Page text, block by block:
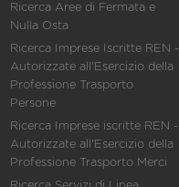
Ricerca Aree di Fermata e
Nulla Osta
Ricerca Imprese Iscritte REN -
Autorizzate all'Esercizio della
Professione Trasporto
Persone
Ricerca Imprese iscritte REN -
Autorizzate all'Esercizio della
Professione Trasporto Merci